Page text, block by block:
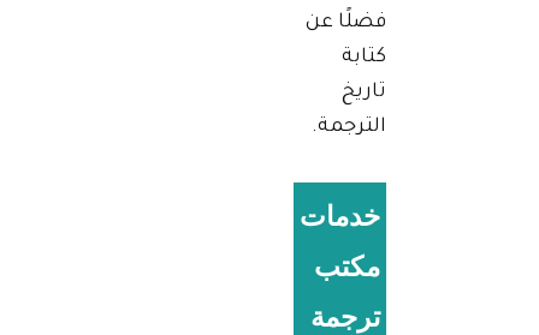
فضلًا عن
كتابة
تاريخ
الترجمة.
خدمات
مكتب
ترجمة